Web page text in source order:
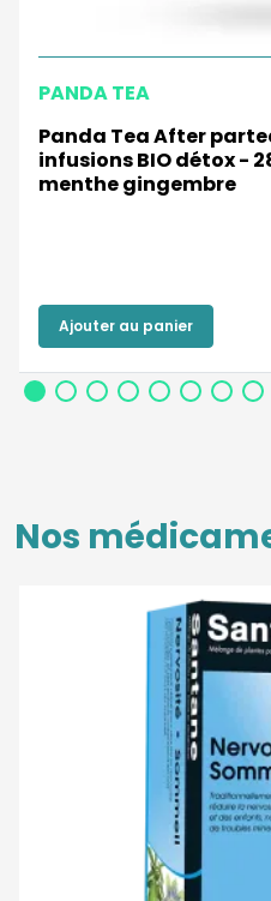
PANDA TEA
Panda Tea After
infusions BIO détox -
menthe gingembre
Ajouter au panier
Nos